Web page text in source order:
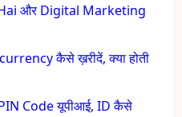
और Digital Marketing
कैसे ख़रीदें, क्या होती
Code यूपीआई, ID कैसे